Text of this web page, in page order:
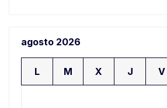
agosto 2026
L M X J V